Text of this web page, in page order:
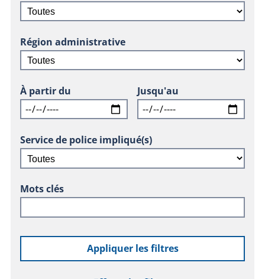
Région administrative
À partir du Jusqu'au
Service de police impliqué(s)
Mots clés
Appliquer les filtres